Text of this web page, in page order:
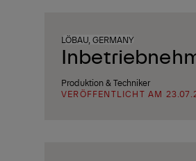
LÖBAU, GERMANY
Produktion & Techniker
VERÖFFENTLICHT AM